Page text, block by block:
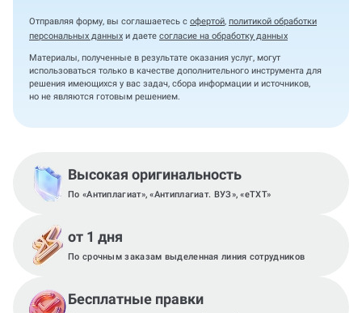
Отправляя форму, вы соглашаетесь с офертой, политикой обработки
персональных данных и даете согласие на обработку данных
Материалы, полученные в результате оказания услуг, могут
использоваться только в качестве дополнительного инструмента для
решения имеющихся у вас задач, сбора информации и источников,
но не являются готовым решением.
Высокая оригинальность
По «Антиплагиат», «Антиплагиат. ВУЗ», «eTXT»
от 1 дня
По срочным заказам выделенная линия сотрудников
Бесплатные правки